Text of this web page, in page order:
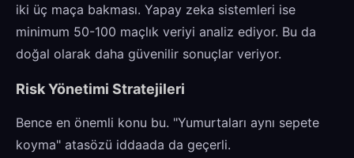
iki üç maça bakması. Yapay zeka sistemleri ise
minimum 50-100 maçlık veriyi analiz ediyor. Bu da
doğal olarak daha güvenilir sonuçlar veriyor.
Risk Yönetimi Stratejileri
Bence en önemli konu bu. "Yumurtaları aynı sepete
koyma" atasözü iddaada da geçerli.